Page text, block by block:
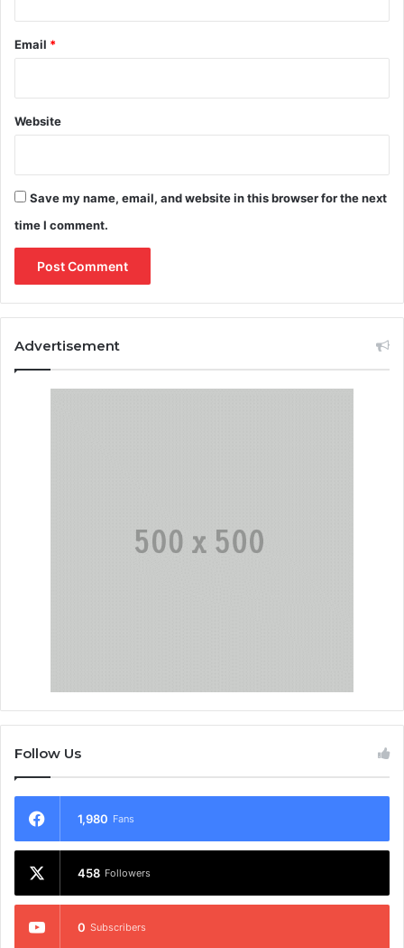
Email *
Website
Save my name, email, and website in this browser for the next
time I comment.
Advertisement
Follow Us
1,980 Fans
458 Followers
0 Subscribers